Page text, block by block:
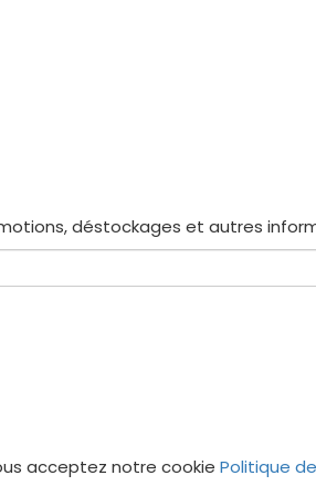
déstockages et autres
acceptez notre cookie Politique